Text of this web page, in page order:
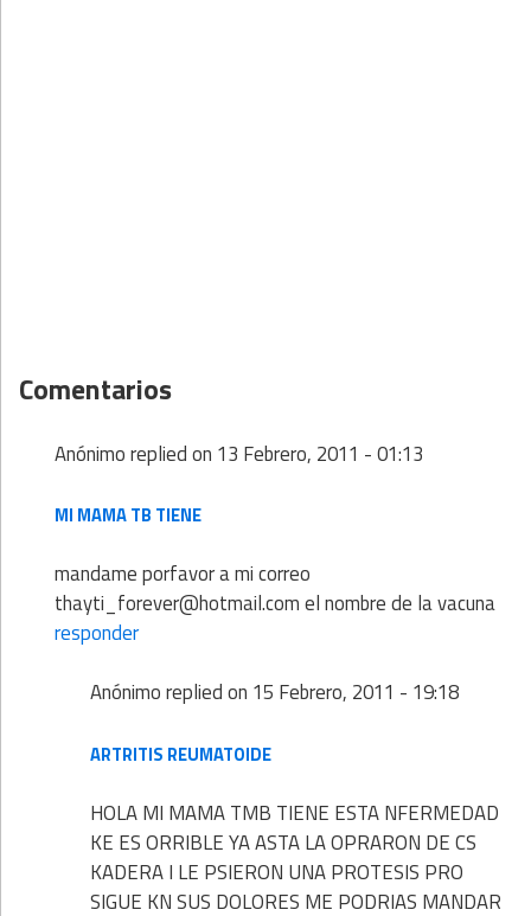
Comentarios
Anónimoreplied on 13 Febrero, 2011 - 01:13
MI MAMA TB TIENE
mandame porfavor a mi correo
thayti_forever@hotmail.com el nombre de la vacuna
responder
Anónimoreplied on 15 Febrero, 2011 - 19:18
ARTRITIS REUMATOIDE
HOLA MI MAMA TMB TIENE ESTA NFERMEDAD
KE ES ORRIBLE YA ASTA LA OPRARON DE CS
KADERA I LE PSIERON UNA PROTESIS PRO
SIGUE KN SUS DOLORES ME PODRIAS MANDAR